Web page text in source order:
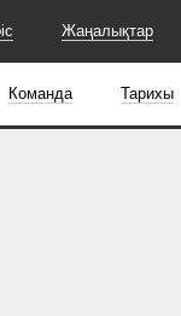
Команда Тарихы
Жаңалықтар